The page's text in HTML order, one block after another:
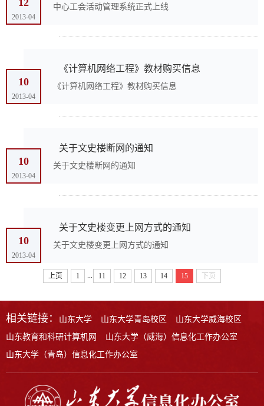
2013-04
中心工会活动管理系统正式上线
10
2013-04
《计算机网络工程》教材购买信息
《计算机网络工程》教材购买信息
10
2013-04
关于文史楼断网的通知
关于文史楼断网的通知
10
2013-04
关于文史楼变更上网方式的通知
关于文史楼变更上网方式的通知
上页 1 11 12 13 14 15 下页
相关链接： 山东大学 山东大学青岛校区
山东大学威海校区
山东教育和科研计算机网
山东大学（威海）信息化工作办公室
山东大学（青岛）信息化工作办公室